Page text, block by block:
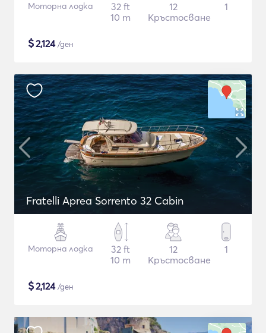
Моторна лодка
32 ft
10 m
12
Кръстосване
1
$2,124/ден
Fratelli Aprea Sorrento 32 Cabin
Моторна лодка
32 ft
10 m
12
Кръстосване
1
$2,124/ден